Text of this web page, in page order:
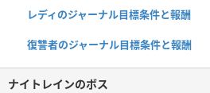
レディのジャーナル目標条件と報酬
復讐者のジャーナル目標条件と報酬
ナイトレインのボス